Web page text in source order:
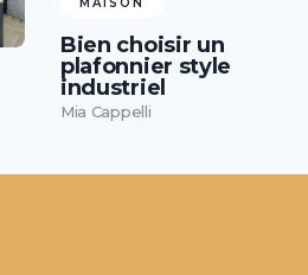
Bien choisir un
plafonnier style
industriel
Mia Cappelli